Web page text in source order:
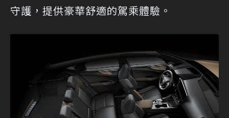
守護，提供豪華舒適的駕乘體驗。